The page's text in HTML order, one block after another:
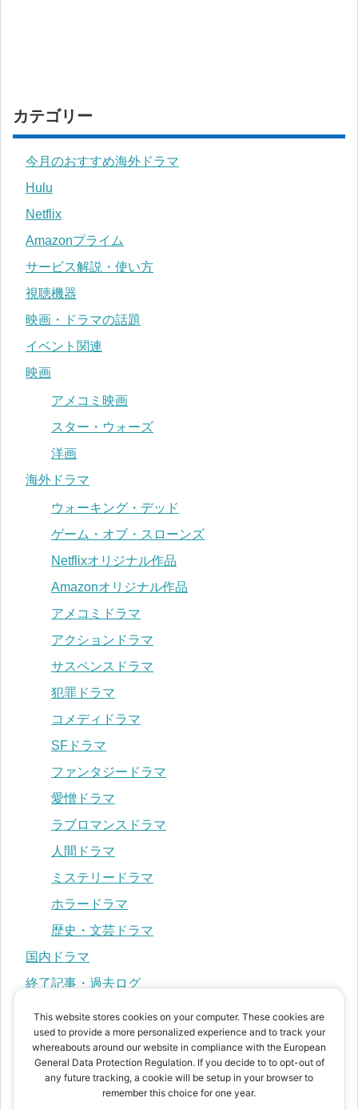
カテゴリー
今月のおすすめ海外ドラマ
Hulu
Netflix
Amazonプライム
サービス解説・使い方
視聴機器
映画・ドラマの話題
イベント関連
映画
アメコミ映画
スター・ウォーズ
洋画
海外ドラマ
ウォーキング・デッド
ゲーム・オブ・スローンズ
Netflixオリジナル作品
Amazonオリジナル作品
アメコミドラマ
アクションドラマ
サスペンスドラマ
犯罪ドラマ
コメディドラマ
SFドラマ
ファンタジードラマ
愛憎ドラマ
ラブロマンスドラマ
人間ドラマ
ミステリードラマ
ホラードラマ
歴史・文芸ドラマ
国内ドラマ
終了記事・過去ログ
プライバシーポリシー
運営者情報
お問い合わせ
This website stores cookies on your computer. These cookies are
used to provide a more personalized experience and to track your
whereabouts around our website in compliance with the European
General Data Protection Regulation. If you decide to to opt-out of
any future tracking, a cookie will be setup in your browser to
remember this choice for one year.